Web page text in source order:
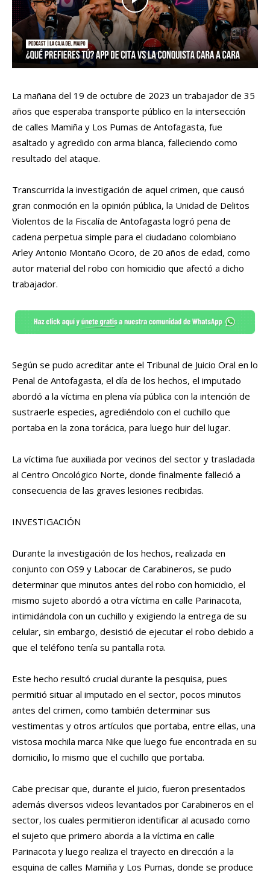
La mañana del 19 de octubre de 2023 un trabajador de 35
años que esperaba transporte público en la intersección
de calles Mamiña y Los Pumas de Antofagasta, fue
asaltado y agredido con arma blanca, falleciendo como
resultado del ataque.
Transcurrida la investigación de aquel crimen, que causó
gran conmoción en la opinión pública, la Unidad de Delitos
Violentos de la Fiscalía de Antofagasta logró pena de
cadena perpetua simple para el ciudadano colombiano
Arley Antonio Montaño Ocoro, de 20 años de edad, como
autor material del robo con homicidio que afectó a dicho
trabajador.
Según se pudo acreditar ante el Tribunal de Juicio Oral en lo
Penal de Antofagasta, el día de los hechos, el imputado
abordó a la víctima en plena vía pública con la intención de
sustraerle especies, agrediéndolo con el cuchillo que
portaba en la zona torácica, para luego huir del lugar.
La víctima fue auxiliada por vecinos del sector y trasladada
al Centro Oncológico Norte, donde finalmente falleció a
consecuencia de las graves lesiones recibidas.
INVESTIGACIÓN
Durante la investigación de los hechos, realizada en
conjunto con OS9 y Labocar de Carabineros, se pudo
determinar que minutos antes del robo con homicidio, el
mismo sujeto abordó a otra víctima en calle Parinacota,
intimidándola con un cuchillo y exigiendo la entrega de su
celular, sin embargo, desistió de ejecutar el robo debido a
que el teléfono tenía su pantalla rota.
Este hecho resultó crucial durante la pesquisa, pues
permitió situar al imputado en el sector, pocos minutos
antes del crimen, como también determinar sus
vestimentas y otros artículos que portaba, entre ellas, una
vistosa mochila marca Nike que luego fue encontrada en su
domicilio, lo mismo que el cuchillo que portaba.
Cabe precisar que, durante el juicio, fueron presentados
además diversos videos levantados por Carabineros en el
sector, los cuales permitieron identificar al acusado como
el sujeto que primero aborda a la víctima en calle
Parinacota y luego realiza el trayecto en dirección a la
esquina de calles Mamiña y Los Pumas, donde se produce